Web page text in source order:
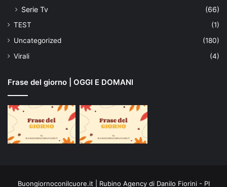
Serie Tv
(66)
TEST
(1)
Uncategorized
(180)
Virali
(4)
Frase del giorno | OGGI E DOMANI
Buongiornoconilcuore.it | Rubino Agency di Danilo Fiorini - PI